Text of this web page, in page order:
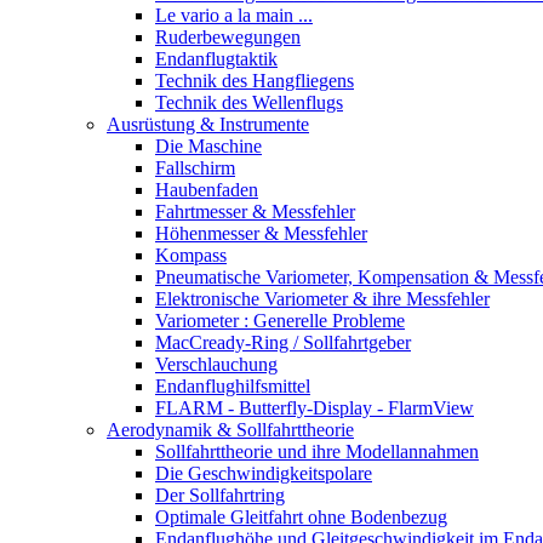
Le vario a la main ...
Ruderbewegungen
Endanflugtaktik
Technik des Hangfliegens
Technik des Wellenflugs
Ausrüstung & Instrumente
Die Maschine
Fallschirm
Haubenfaden
Fahrtmesser & Messfehler
Höhenmesser & Messfehler
Kompass
Pneumatische Variometer, Kompensation &
Elektronische Variometer & ihre Messfehler
Variometer : Generelle Probleme
MacCready-Ring / Sollfahrtgeber
Verschlauchung
Endanflughilfsmittel
FLARM - Butterfly-Display - FlarmView
Aerodynamik & Sollfahrttheorie
Sollfahrttheorie und ihre Modellannahmen
Die Geschwindigkeitspolare
Der Sollfahrtring
Optimale Gleitfahrt ohne Bodenbezug
Endanflughöhe und Gleitgeschwindigkeit im